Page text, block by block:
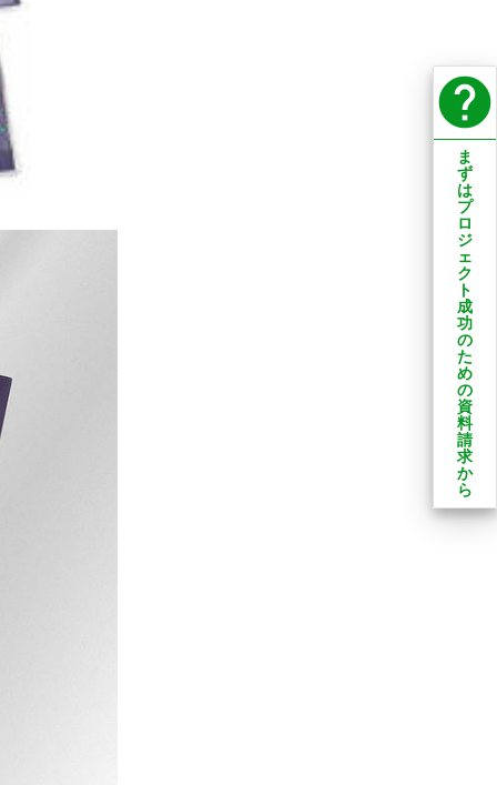
help
ま
ず
は
プ
ロ
ジ
ェ
ク
ト
成
功
の
た
め
の
資
料
請
求
か
ら